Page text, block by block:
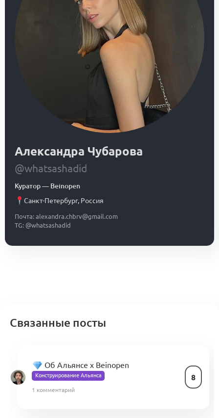
Александра Чубарова
@whatsashadid
Куратор— Beinopen
Санкт-Петербург, Россия
Почта: alexandra.chbrv@gmail.com
TG: @whatsashadid
Связанные посты
Об Альянсе х Beinopen
Конструирование Альянса 8
1 комментарий